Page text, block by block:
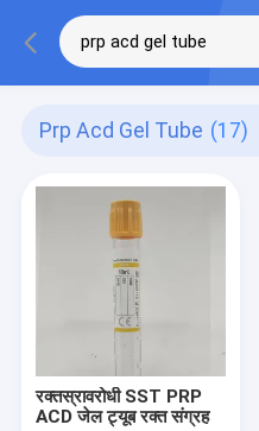
Prp Acd Gel Tube (17)
रक्तस्रावरोधी SST PRP
ACD जेल ट्यूब रक्त संग्रह